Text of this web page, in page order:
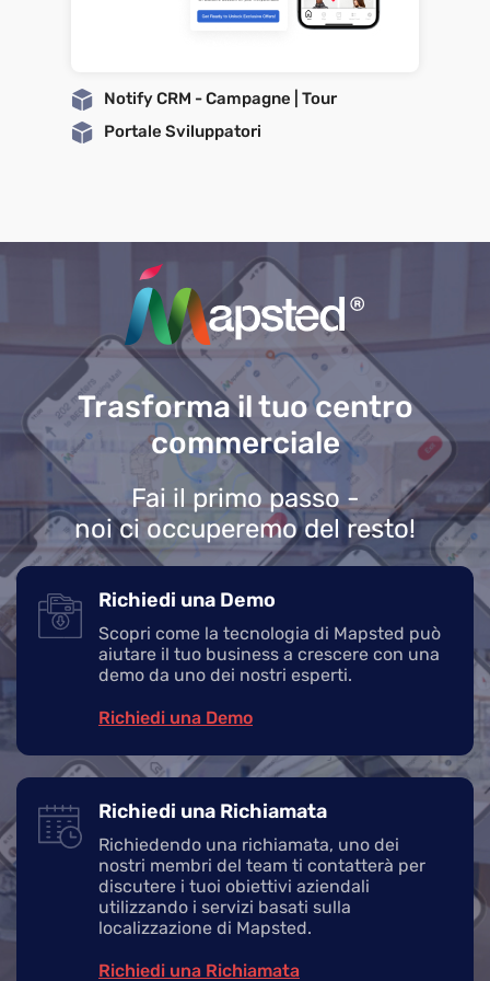
Notify CRM - Campagne | Tour
Portale Sviluppatori
Trasforma il tuo centro
commerciale
Fai il primo passo -
noi ci occuperemo del resto!
Richiedi una Demo
Scopri come la tecnologia di Mapsted può
aiutare il tuo business a crescere con una
demo da uno dei nostri esperti.
Richiedi una Demo
Richiedi una Richiamata
Richiedendo una richiamata, uno dei
nostri membri del team ti contatterà per
discutere i tuoi obiettivi aziendali
utilizzando i servizi basati sulla
localizzazione di Mapsted.
Richiedi una Richiamata